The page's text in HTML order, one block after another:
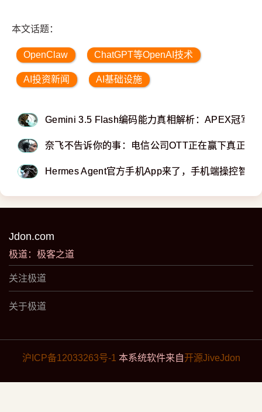
本文话题：
OpenClaw ChatGPT等OpenAI技术
AI投资新闻 AI基础设施
Gemini 3.5 Flash编码能力真相解析：APEX冠军
奈飞不告诉你的事：电信公司OTT正在赢下真正的
Hermes Agent官方手机App来了，手机端操控智能
Jdon.com
极道：极客之道
关注极道
关于极道
沪ICP备12033263号-1 本系统软件来自开源JiveJdon